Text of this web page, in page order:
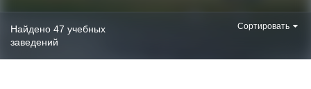
Найдено 47 учебных
заведений
Сортировать